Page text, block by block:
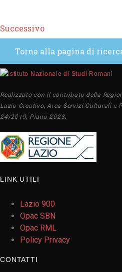
Successivo
Torna alla pagina di
Realizzato con il contributo della
Lazio Creativo, Area Servizi Culturali e
24/2019, Piano 2023.
LINK UTILI
Lazio 900
Opac SBN
Opac RML
Policy Privacy
CONTATTI